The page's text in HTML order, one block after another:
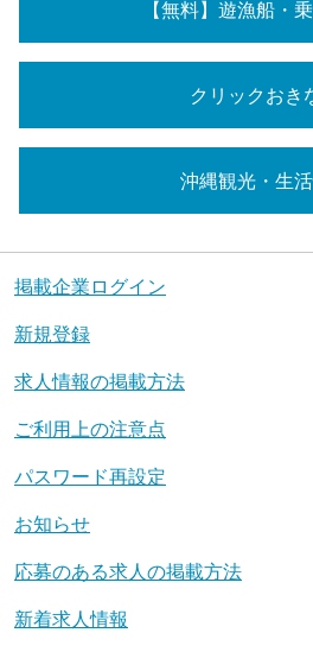
【無料】遊漁船・
クリックおき
沖縄観光・生
掲載企業ログイン
新規登録
求人情報の掲載方法
ご利用上の注意点
パスワード再設定
お知らせ
応募のある求人の掲載方法
新着求人情報